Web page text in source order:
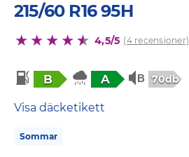
215/60 R16 95H
4,5/5 (4 recensioner)
B A 70db
Visa däcketikett
Sommar